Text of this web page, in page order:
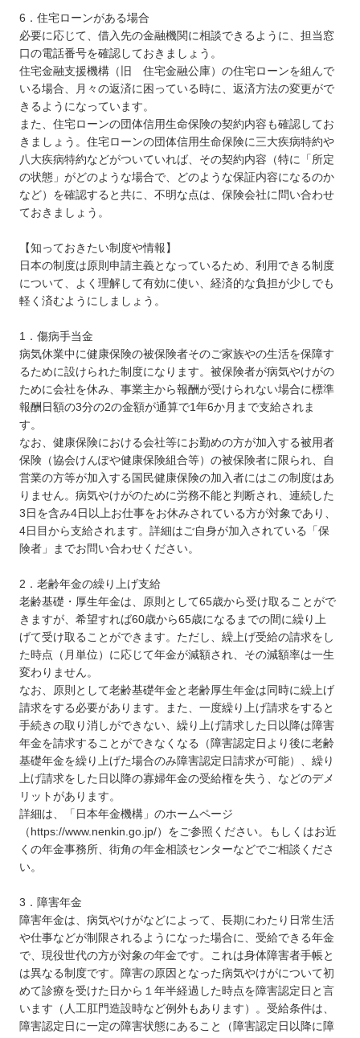
6．住宅ローンがある場合
必要に応じて、借入先の金融機関に相談できるように、担当窓
口の電話番号を確認しておきましょう。
住宅金融支援機構（旧 住宅金融公庫）の住宅ローンを組んで
いる場合、月々の返済に困っている時に、返済方法の変更がで
きるようになっています。
また、住宅ローンの団体信用生命保険の契約内容も確認してお
きましょう。住宅ローンの団体信用生命保険に三大疾病特約や
八大疾病特約などがついていれば、その契約内容（特に「所定
の状態」がどのような場合で、どのような保証内容になるのか
など）を確認すると共に、不明な点は、保険会社に問い合わせ
ておきましょう。
【知っておきたい制度や情報】
日本の制度は原則申請主義となっているため、利用できる制度
について、よく理解して有効に使い、経済的な負担が少しでも
軽く済むようにしましょう。
1．傷病手当金
病気休業中に健康保険の被保険者そのご家族やの生活を保障す
るために設けられた制度になります。被保険者が病気やけがの
ために会社を休み、事業主から報酬が受けられない場合に標準
報酬日額の3分の2の金額が通算で1年6か月まで支給されま
す。
なお、健康保険における会社等にお勤めの方が加入する被用者
保険（協会けんぽや健康保険組合等）の被保険者に限られ、自
営業の方等が加入する国民健康保険の加入者にはこの制度はあ
りません。病気やけがのために労務不能と判断され、連続した
3日を含み4日以上お仕事をお休みされている方が対象であり、
4日目から支給されます。詳細はご自身が加入されている「保
険者」までお問い合わせください。
2．老齢年金の繰り上げ支給
老齢基礎・厚生年金は、原則として65歳から受け取ることがで
きますが、希望すれば60歳から65歳になるまでの間に繰り上
げて受け取ることができます。ただし、繰上げ受給の請求をし
た時点（月単位）に応じて年金が減額され、その減額率は一生
変わりません。
なお、原則として老齢基礎年金と老齢厚生年金は同時に繰上げ
請求をする必要があります。また、一度繰り上げ請求をすると
手続きの取り消しができない、繰り上げ請求した日以降は障害
年金を請求することができなくなる（障害認定日より後に老齢
基礎年金を繰り上げた場合のみ障害認定日請求が可能）、繰り
上げ請求をした日以降の寡婦年金の受給権を失う、などのデメ
リットがあります。
詳細は、「日本年金機構」のホームページ
（https://www.nenkin.go.jp/）をご参照ください。もしくはお近
くの年金事務所、街角の年金相談センターなどでご相談くださ
い。
3．障害年金
障害年金は、病気やけがなどによって、長期にわたり日常生活
や仕事などが制限されるようになった場合に、受給できる年金
で、現役世代の方が対象の年金です。これは身体障害者手帳と
は異なる制度です。障害の原因となった病気やけがについて初
めて診療を受けた日から１年半経過した時点を障害認定日と言
います（人工肛門造設時など例外もあります）。受給条件は、
障害認定日に一定の障害状態にあること（障害認定日以降に障